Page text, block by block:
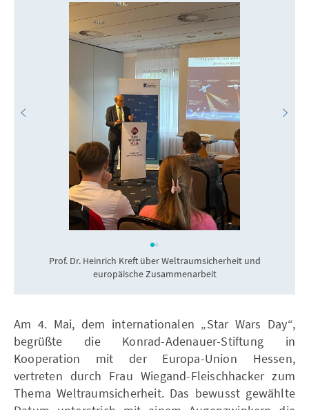
Prof. Dr. Heinrich Kreft über Weltraumsicherheit und
europäische Zusammenarbeit
Am 4. Mai, dem internationalen „Star Wars Day“,
begrüßte die Konrad-Adenauer-Stiftung in
Kooperation mit der Europa-Union Hessen,
vertreten durch Frau Wiegand-Fleischhacker zum
Thema Weltraumsicherheit. Das bewusst gewählte